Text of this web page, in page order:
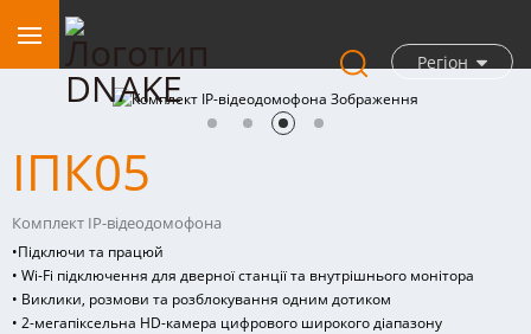
Регіон
ІПК05
Комплект IP-відеодомофона
•Підключи та працюй
• Wi-Fi підключення для дверної станції та внутрішнього монітора
• Виклики, розмови та розблокування одним дотиком
• 2-мегапіксельна HD-камера цифрового широкого діапазону